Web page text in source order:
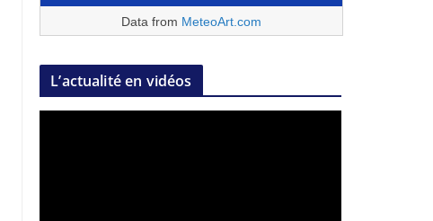
Data from MeteoArt.com
L’actualité en vidéos